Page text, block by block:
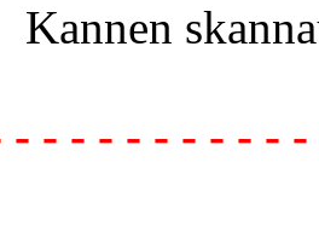
Kannen
- - - - - - - - - -